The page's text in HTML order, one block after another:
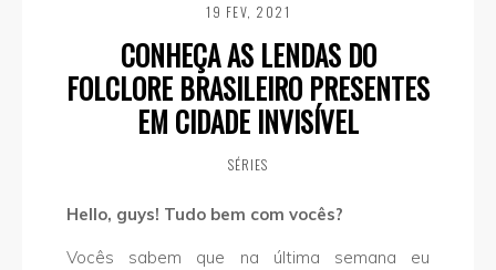
19 FEV, 2021
CONHEÇA AS LENDAS DO
FOLCLORE BRASILEIRO PRESENTES
EM CIDADE INVISÍVEL
SÉRIES
Hello, guys! Tudo bem com vocês?
Vocês sabem que na última semana eu